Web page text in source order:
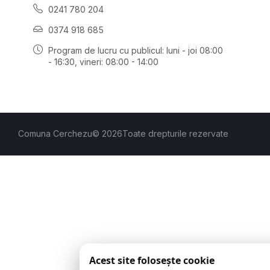
0241 780 204
0374 918 685
Program de lucru cu publicul: luni - joi 08:00
- 16:30 , vineri: 08:00 - 14:00
Comuna Cerchezu© 2026Toate drepturile rezervate
Acest site folosește cookie